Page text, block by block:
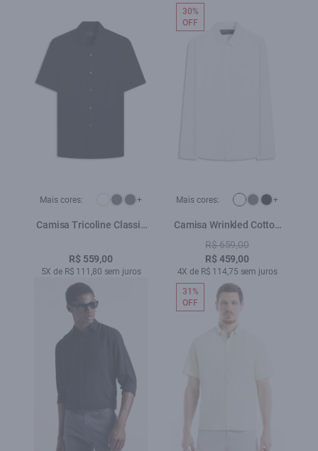
Mais cores: +
Camisa Tricoline Classic
R$ 559,00
5X de R$ 111,80 sem juros
Mais cores: +
Camisa Wrinkled Cotton
Slim Branco
R$ 659,00
R$ 459,00
4X de R$ 114,75 sem juros
30%
OFF
31%
OFF